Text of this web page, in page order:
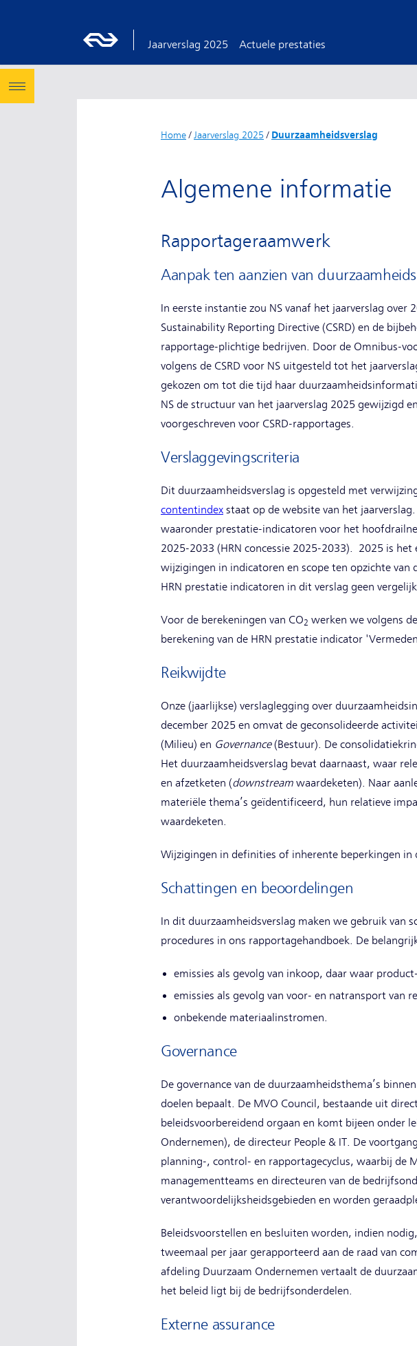
Jaarverslag 2025 Actuele prestaties
Home/ Jaarverslag 2025 / Duurzaamheidsverslag
Algemene informatie
Rapportageraamwerk
Aanpak ten aanzien van
In eerste instantie zou NS vanaf het jaarverslag
Sustainability Reporting Directive (CSRD) en de
rapportage-plichtige bedrijven. Door de Omnibus-
volgens de CSRD voor NS uitgesteld tot het
gekozen om tot die tijd haar
NS de structuur van het jaarverslag 2025 gewijzigd
voorgeschreven voor CSRD-rapportages.
Verslaggevingscriteria
Dit duurzaamheidsverslag is opgesteld met
contentindex (new window)
staat op de website van het
waaronder prestatie-indicatoren voor het
2025-2033 (HRN concessie 2025-2033). 2025 is het
wijzigingen in indicatoren en scope ten opzichte
HRN prestatie indicatoren in dit verslag geen
Voor de berekeningen van CO2 werken we volgens
berekening van de HRN prestatie indicator
Reikwijdte
Onze (jaarlijkse) verslaglegging over
december 2025 en omvat de geconsolideerde
(Milieu) en Governance(Bestuur). De
Het duurzaamheidsverslag bevat daarnaast, waar
en afzetketen (downstream waardeketen). Naar
materiële thema’s geïdentificeerd, hun relatieve
waardeketen.
Wijzigingen in definities of inherente beperkingen in
Schattingen en beoordelingen
In dit duurzaamheidsverslag maken we gebruik van
procedures in ons rapportagehandboek. De
emissies als gevolg van inkoop, daar waar
emissies als gevolg van voor- en natransport van
onbekende materiaalinstromen.
Governance
De governance van de duurzaamheidsthema’s
doelen bepaalt. De MVO Council, bestaande uit
beleidsvoorbereidend orgaan en komt bijeen onder
Ondernemen), de directeur People & IT. De
planning-, control- en rapportagecyclus, waarbij de
managementteams en directeuren van de
verantwoordelijksheidsgebieden en worden
Beleidsvoorstellen en besluiten worden, indien
tweemaal per jaar gerapporteerd aan de raad van
afdeling Duurzaam Ondernemen vertaalt de
het beleid ligt bij de bedrijfsonderdelen.
Externe assurance